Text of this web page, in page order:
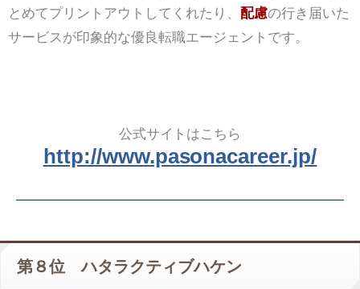
とめてプリントアウトしてくれたり、 配慮の行き届いた
サービスが印象的な優良転職エージェントです。
公式サイトはこちら
http://www.pasonacareer.jp/
第８位 ハタラクティブハケン